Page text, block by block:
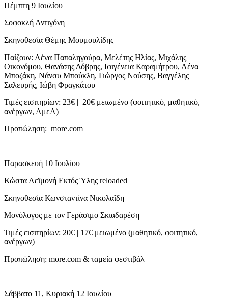
Πέμπτη 9 Ιουλίου
Σοφοκλή Αντιγόνη
Σκηνοθεσία Θέμης Μουμουλίδης
Παίζουν: Λένα Παπαληγούρα, Μελέτης Ηλίας, Μιχάλης
Οικονόμου, Θανάσης Δόβρης, Ιφιγένεια Καραμήτρου, Λένα
Μποζάκη, Νάνσυ Μπούκλη, Γιώργος Νούσης, Βαγγέλης
Σαλευρής, Ιώβη Φραγκάτου
Τιμές εισιτηρίων: 23€ | 20€ μειωμένο (φοιτητικό, μαθητικό,
ανέργων, ΑμεΑ)
Προπώληση: more.com
Παρασκευή 10 Ιουλίου
Κώστα Λεϊμονή Εκτός Ύλης reloaded
Σκηνοθεσία Κωνσταντίνα Νικολαΐδη
Μονόλογος με τον Γεράσιμο Σκιαδαρέση
Τιμές εισιτηρίων: 20€ | 17€ μειωμένο (μαθητικό, φοιτητικό,
ανέργων)
Προπώληση: more.com & ταμεία φεστιβάλ
Σάββατο 11, Κυριακή 12 Ιουλίου